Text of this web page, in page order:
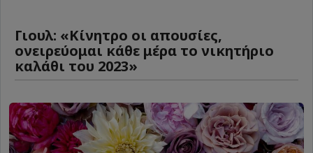
Γιουλ: «Κίνητρο οι απουσίες,
ονειρεύομαι κάθε μέρα το νικητήριο
καλάθι του 2023»